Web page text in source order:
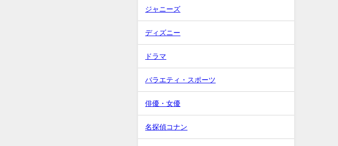
ジャニーズ
ディズニー
ドラマ
バラエティ・スポーツ
俳優・女優
名探偵コナン